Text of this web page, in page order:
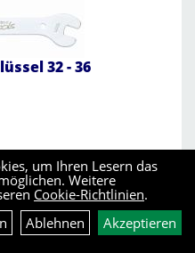
32 - 36
um Ihren Lesern das
Weitere
Cookie-Richtlinien.
Ablehnen Akzeptieren